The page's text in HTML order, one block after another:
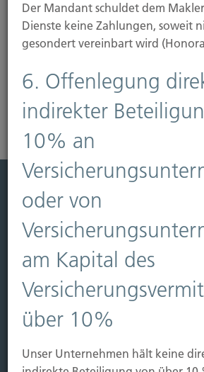
Erfahren Sie mehr über die Hubert
seit 1903.
Mehr erfahren
Leistung
Leben
Sichern
Immobilien Vers.
Kauf Grundstück
Baufertigstellung/Hauskauf
Der Mandant schuldet dem
Dienste keine Zahlungen, soweit
gesondert vereinbart wird
6. Offenlegung
indirekter
10% an
oder von
am Kapital des
über 10%
Unser Unternehmen hält keine